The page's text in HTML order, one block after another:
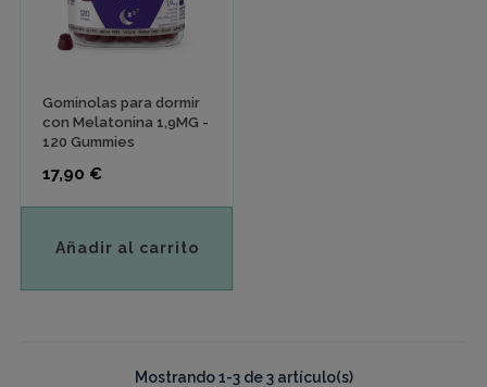
Gominolas para dormir
con Melatonina 1,9MG -
120 Gummies
Precio
17,90 €
Añadir al carrito
Mostrando 1-3 de 3 artículo(s)